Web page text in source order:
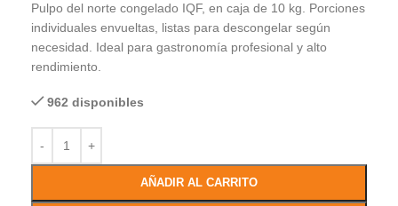
Pulpo del norte congelado IQF, en caja de 10 kg. Porciones
individuales envueltas, listas para descongelar según
necesidad. Ideal para gastronomía profesional y alto
rendimiento.
962 disponibles
AÑADIR AL CARRITO